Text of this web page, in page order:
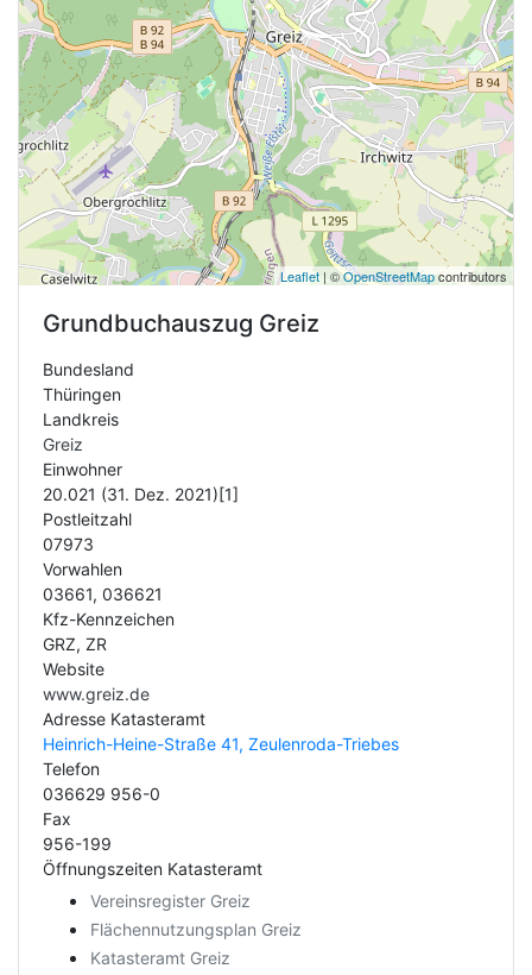
Leaflet | ©OpenStreetMapcontributors
Grundbuchauszug Greiz
Bundesland
Thüringen
Landkreis
Greiz
Einwohner
20.021 (31. Dez. 2021)[1]
Postleitzahl
07973
Vorwahlen
03661, 036621
Kfz-Kennzeichen
GRZ, ZR
Website
www.greiz.de
Adresse Katasteramt
Heinrich-Heine-Straße 41, Zeulenroda-Triebes
Telefon
036629 956-0
Fax
956-199
Öffnungszeiten Katasteramt
Vereinsregister Greiz
Flächennutzungsplan Greiz
Katasteramt Greiz